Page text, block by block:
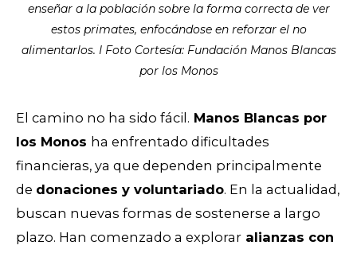
enseñar a la población sobre la forma correcta de ver
estos primates, enfocándose en reforzar el no
alimentarlos. I Foto Cortesía: Fundación Manos Blancas
por los Monos
El camino no ha sido fácil. Manos Blancas por
los Monos ha enfrentado dificultades
financieras, ya que dependen principalmente
de donaciones y voluntariado. En la actualidad,
buscan nuevas formas de sostenerse a largo
plazo. Han comenzado a explorar alianzas con